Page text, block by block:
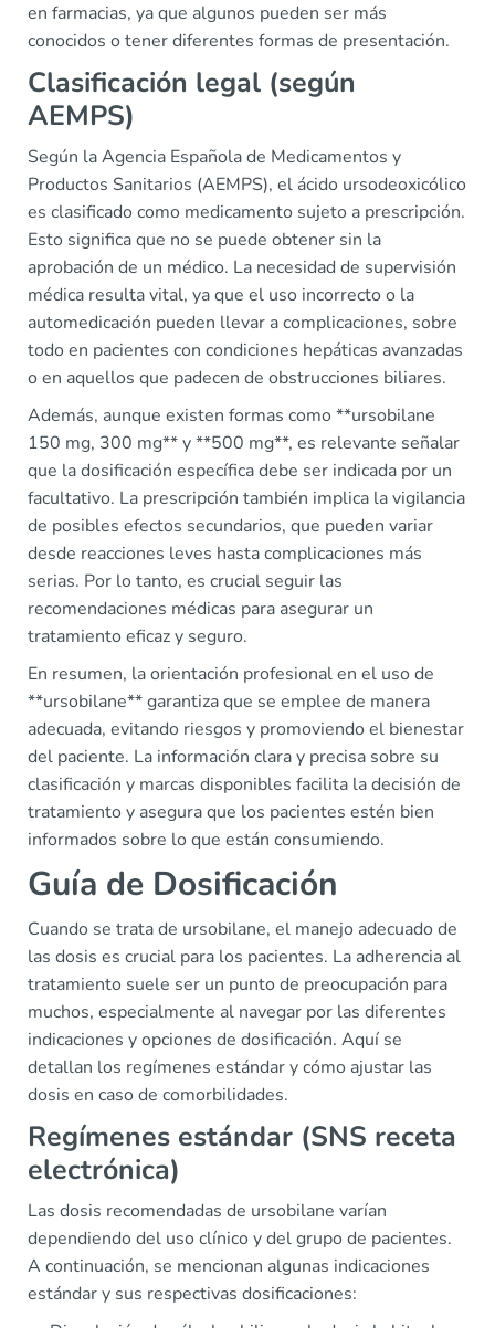
en farmacias, ya que algunos pueden ser más
conocidos o tener diferentes formas de presentación.
Clasificación legal (según
AEMPS)
Según la Agencia Española de Medicamentos y
Productos Sanitarios (AEMPS), el ácido ursodeoxicólico
es clasificado como medicamento sujeto a prescripción.
Esto significa que no se puede obtener sin la
aprobación de un médico. La necesidad de supervisión
médica resulta vital, ya que el uso incorrecto o la
automedicación pueden llevar a complicaciones, sobre
todo en pacientes con condiciones hepáticas avanzadas
o en aquellos que padecen de obstrucciones biliares.
Además, aunque existen formas como **ursobilane
150 mg, 300 mg** y **500 mg**, es relevante señalar
que la dosificación específica debe ser indicada por un
facultativo. La prescripción también implica la vigilancia
de posibles efectos secundarios, que pueden variar
desde reacciones leves hasta complicaciones más
serias. Por lo tanto, es crucial seguir las
recomendaciones médicas para asegurar un
tratamiento eficaz y seguro.
En resumen, la orientación profesional en el uso de
**ursobilane** garantiza que se emplee de manera
adecuada, evitando riesgos y promoviendo el bienestar
del paciente. La información clara y precisa sobre su
clasificación y marcas disponibles facilita la decisión de
tratamiento y asegura que los pacientes estén bien
informados sobre lo que están consumiendo.
Guía de Dosificación
Cuando se trata de ursobilane, el manejo adecuado de
las dosis es crucial para los pacientes. La adherencia al
tratamiento suele ser un punto de preocupación para
muchos, especialmente al navegar por las diferentes
indicaciones y opciones de dosificación. Aquí se
detallan los regímenes estándar y cómo ajustar las
dosis en caso de comorbilidades.
Regímenes estándar (SNS receta
electrónica)
Las dosis recomendadas de ursobilane varían
dependiendo del uso clínico y del grupo de pacientes.
A continuación, se mencionan algunas indicaciones
estándar y sus respectivas dosificaciones: